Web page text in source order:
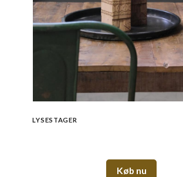
LYSESTAGER
Køb nu